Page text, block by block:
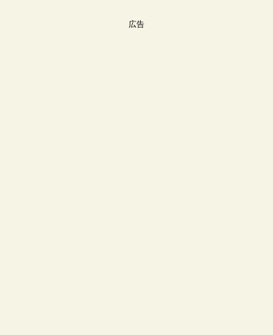
広告